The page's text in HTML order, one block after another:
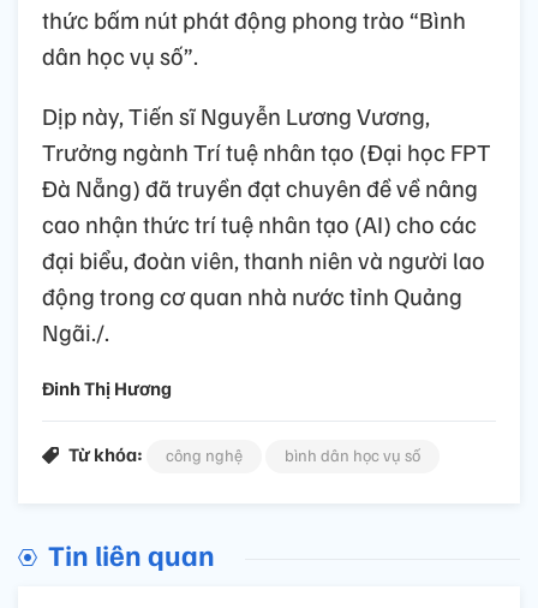
thức bấm nút phát động phong trào “Bình
dân học vụ số”.
Dịp này, Tiến sĩ Nguyễn Lương Vương,
Trưởng ngành Trí tuệ nhân tạo (Đại học FPT
Đà Nẵng) đã truyền đạt chuyên đề về nâng
cao nhận thức trí tuệ nhân tạo (AI) cho các
đại biểu, đoàn viên, thanh niên và người lao
động trong cơ quan nhà nước tỉnh Quảng
Ngãi./.
Đinh Thị Hương
Từ khóa: công nghệ bình dân học vụ số
Tin liên quan